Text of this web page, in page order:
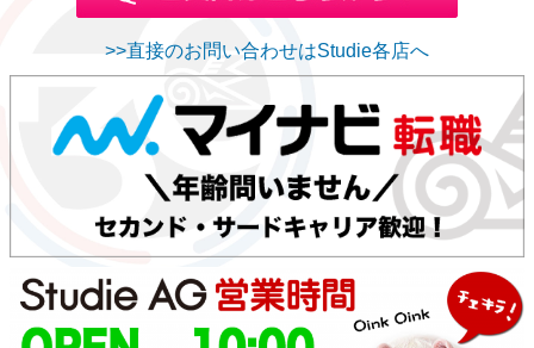
>>直接のお問い合わせはStudie各店へ